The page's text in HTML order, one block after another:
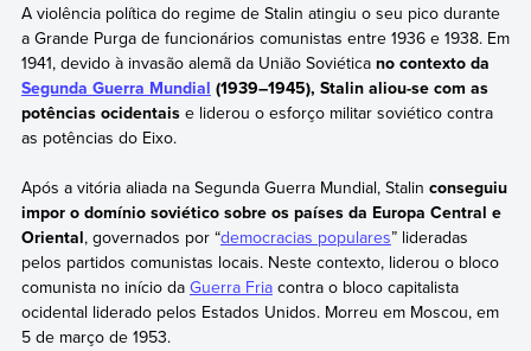
A violência política do regime de Stalin atingiu o seu pico durante
a Grande Purga de funcionários comunistas entre 1936 e 1938. Em
1941, devido à invasão alemã da União Soviéticano contexto da
Segunda Guerra Mundial (1939–1945), Stalin aliou-se com as
potências ocidentaise liderou o esforço militar soviético contra
as potências do Eixo.
Após a vitória aliada na Segunda Guerra Mundial, Stalin conseguiu
impor o domínio soviético sobre os países da Europa Central e
Oriental, governados por “democracias populares” lideradas
pelos partidos comunistas locais. Neste contexto, liderou o bloco
comunista no início da Guerra Friacontra o bloco capitalista
ocidental liderado pelos Estados Unidos. Morreu em Moscou, em
5 de março de 1953.